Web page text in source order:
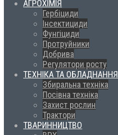
АГРОХІМІЯ
Гербіциди
Інсектициди
Фунгіциди
Протруйники
Добрива
Регулятори росту
ТЕХНІКА ТА ОБЛАДНАННЯ
Збиральна техніка
Посівна техніка
Захист рослин
Трактори
ТВАРИННИЦТВО